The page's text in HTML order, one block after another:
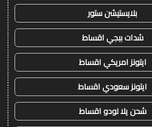
بلايستيشن ستور
شدات ببجي اقساط
ايتونز امريكي اقساط
ايتونز سعودي اقساط
شحن يلا لودو اقساط